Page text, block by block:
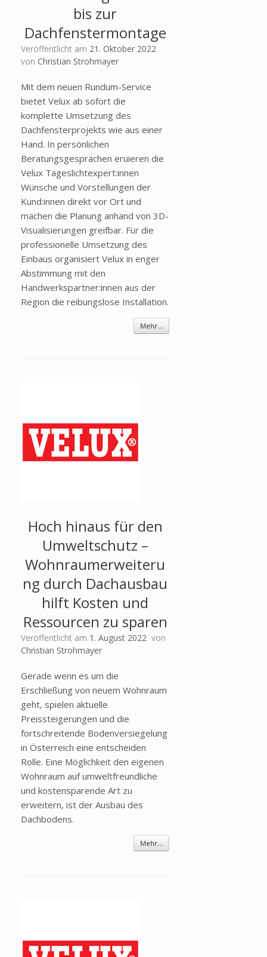
bis zur
Dachfenstermontage
Veröffentlicht am 21. Oktober 2022
von Christian Strohmayer
Mit dem neuen Rundum-Service
bietet Velux ab sofort die
komplette Umsetzung des
Dachfensterprojekts wie aus einer
Hand. In persönlichen
Beratungsgesprächen eruieren die
Velux Tageslichtexpert:innen
Wünsche und Vorstellungen der
Kund:innen direkt vor Ort und
machen die Planung anhand von 3D-
Visualisierungen greifbar. Für die
professionelle Umsetzung des
Einbaus organisiert Velux in enger
Abstimmung mit den
Handwerkspartner:innen aus der
Region die reibungslose Installation.
Mehr...
Hoch hinaus für den
Umweltschutz –
Wohnraumerweiteru
ng durch Dachausbau
hilft Kosten und
Ressourcen zu sparen
Veröffentlicht am 1. August 2022 von
Christian Strohmayer
Gerade wenn es um die
Erschließung von neuem Wohnraum
geht, spielen aktuelle
Preissteigerungen und die
fortschreitende Bodenversiegelung
in Österreich eine entscheiden
Rolle. Eine Möglichkeit den eigenen
Wohnraum auf umweltfreundliche
und kostensparende Art zu
erweitern, ist der Ausbau des
Dachbodens.
Mehr...